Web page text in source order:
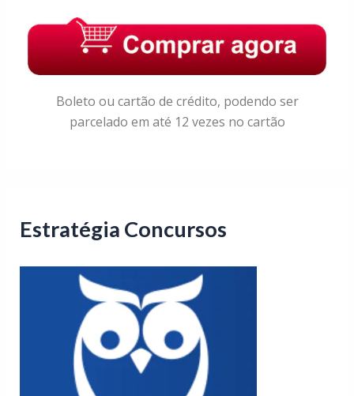
Boleto ou cartão de crédito, podendo ser
parcelado em até 12 vezes no cartão
Estratégia Concursos